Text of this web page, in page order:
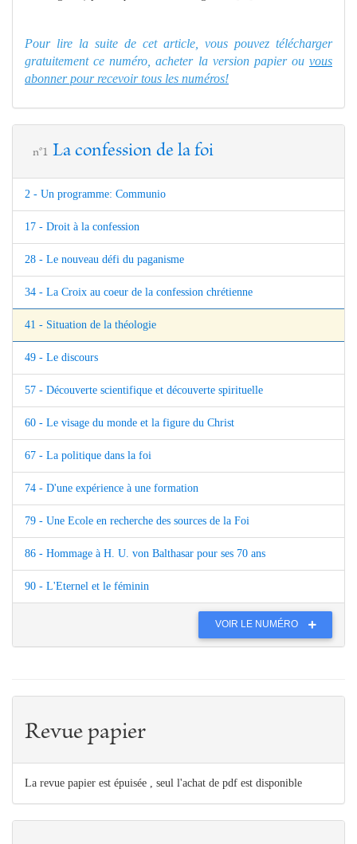
Pour lire la suite de cet article, vous pouvez télécharger
gratuitement ce numéro, acheter la version papier ou vous
abonner pour recevoir tous les numéros!
n°1 La confession de la foi
2 - Un programme: Communio
17 - Droit à la confession
28 - Le nouveau défi du paganisme
34 - La Croix au coeur de la confession chrétienne
41 - Situation de la théologie
49 - Le discours
57 - Découverte scientifique et découverte spirituelle
60 - Le visage du monde et la figure du Christ
67 - La politique dans la foi
74 - D'une expérience à une formation
79 - Une Ecole en recherche des sources de la Foi
86 - Hommage à H. U. von Balthasar pour ses 70 ans
90 - L'Eternel et le féminin
VOIR LE NUMÉRO
Revue papier
La revue papier est épuisée , seul l'achat de pdf est disponible